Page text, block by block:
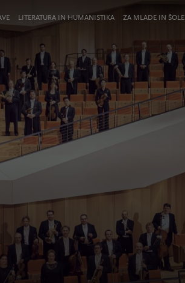
LITERATURA IN HUMANISTIKA ZA MLADE IN ŠOLE